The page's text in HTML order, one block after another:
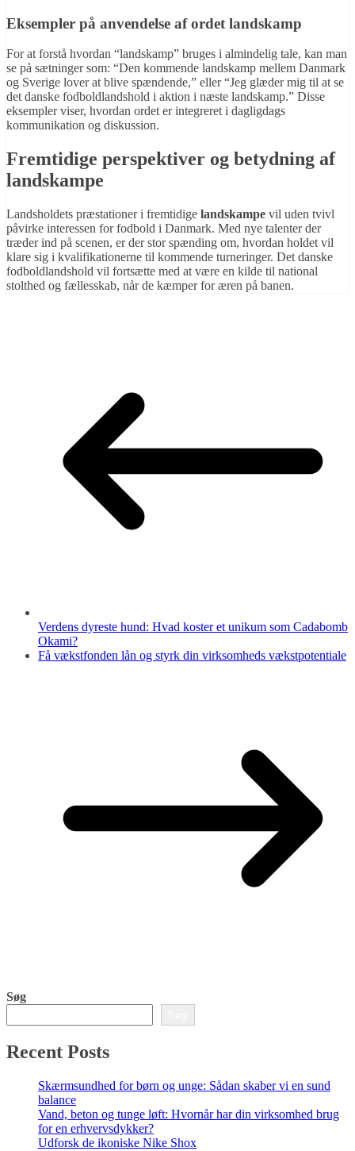
Eksempler på anvendelse af ordet landskamp
For at forstå hvordan “landskamp” bruges i almindelig tale, kan man
se på sætninger som: “Den kommende landskamp mellem Danmark
og Sverige lover at blive spændende,” eller “Jeg glæder mig til at se
det danske fodboldlandshold i aktion i næste landskamp.” Disse
eksempler viser, hvordan ordet er integreret i dagligdags
kommunikation og diskussion.
Fremtidige perspektiver og betydning af
landskampe
Landsholdets præstationer i fremtidige landskampe vil uden tvivl
påvirke interessen for fodbold i Danmark. Med nye talenter der
træder ind på scenen, er der stor spænding om, hvordan holdet vil
klare sig i kvalifikationerne til kommende turneringer. Det danske
fodboldlandshold vil fortsætte med at være en kilde til national
stolthed og fællesskab, når de kæmper for æren på banen.
Verdens dyreste hund: Hvad koster et unikum som Cadabomb
Okami?
Få vækstfonden lån og styrk din virksomheds vækstpotentiale
Søg
Recent Posts
Skærmsundhed for børn og unge: Sådan skaber vi en sund
balance
Vand, beton og tunge løft: Hvornår har din virksomhed brug
for en erhvervsdykker?
Udforsk de ikoniske Nike Shox